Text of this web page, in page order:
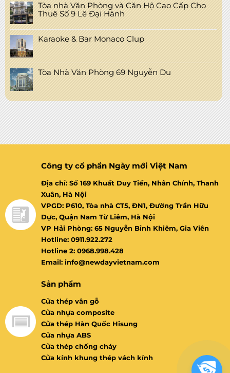
Tòa nhà Văn Phòng và Căn Hộ Cao Cấp Cho
Thuê Số 9 Lê Đại Hành
Karaoke & Bar Monaco Clup
Tòa Nhà Văn Phòng 69 Nguyễn Du
Công ty cổ phần Ngày mới Việt Nam
Địa chỉ: Số 169 Khuất Duy Tiến, Nhân Chính, Thanh
Xuân, Hà Nội
VPGD: P610, Tòa nhà CT5, ĐN1, Đường Trần Hữu
Dực, Quận Nam Từ Liêm, Hà Nội
VP Hải Phòng: 65 Nguyễn Bỉnh Khiêm, Gia Viên
Hotline: 0911.922.272
Hotline 2: 0968.998.428
Email: info@newdayvietnam.com
Sản phẩm
Cửa thép vân gỗ
Cửa nhựa composite
Cửa thép Hàn Quốc Hisung
Cửa nhựa ABS
Cửa thép chống cháy
Cửa kính khung thép vách kính